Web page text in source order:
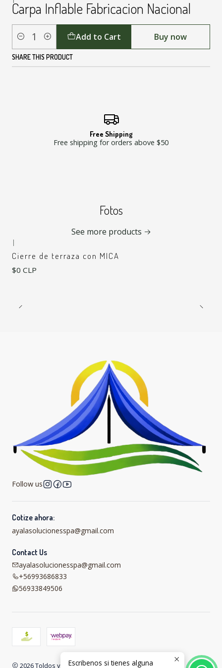
Carpa Inflable Fabricacion Nacional
Quantity Add to Cart Buy now
SHARE THIS PRODUCT
Free Shipping
Free shipping for orders above $50
Fotos
See more products
|
Cierre de terraza con MICA
$0 CLP
Follow us
Cotize ahora:
ayalasolucionesspa@gmail.com
Contact Us
ayalasolucionesspa@gmail.com
+56993686833
56933849506
2026 Toldos y carpas online .Escribenos si tienes alguna